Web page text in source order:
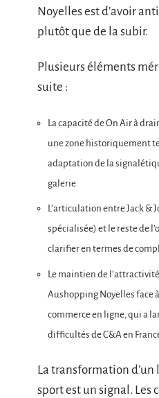
Noyelles est d’avoir
plutôt que de la subir.
Plusieurs éléments
suite :
La capacité de On Air à
une zone historiquement
adaptation de la
galerie
L’articulation entre Jack &
spécialisée) et le reste de
clarifier en termes de
Le maintien de
Aushopping Noyelles face
commerce en ligne, qui a
difficultés de C&A en
La transformation
sport est un signal. Les